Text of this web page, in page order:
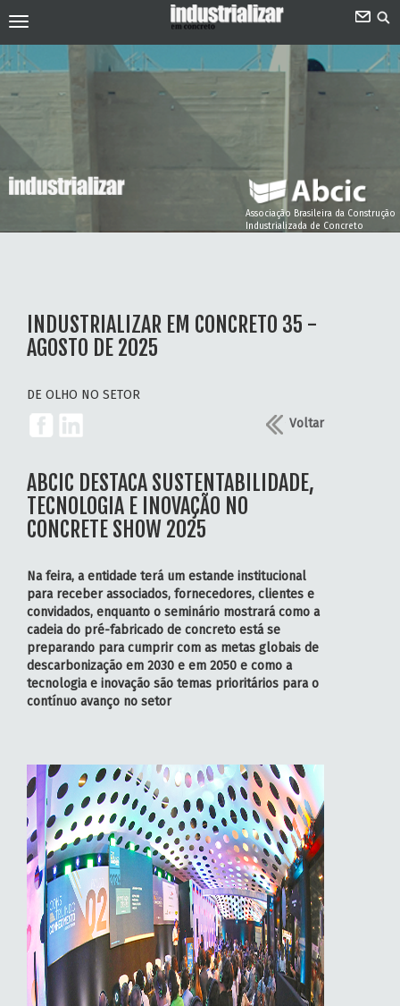
Associação Brasileira da Construção
Industrializada de Concreto
INDUSTRIALIZAR EM CONCRETO 35 -
AGOSTO DE 2025
DE OLHO NO SETOR
Voltar
ABCIC DESTACA SUSTENTABILIDADE,
TECNOLOGIA E INOVAÇÃO NO
CONCRETE SHOW 2025
Na feira, a entidade terá um estande institucional
para receber associados, fornecedores, clientes e
convidados, enquanto o seminário mostrará como a
cadeia do pré-fabricado de concreto está se
preparando para cumprir com as metas globais de
descarbonização em 2030 e em 2050 e como a
tecnologia e inovação são temas prioritários para o
contínuo avanço no setor